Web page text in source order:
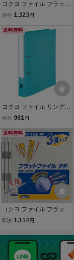
コクヨ ファイル フラット
ファイル S2 B5 長辺とじ
現在 1,323 円
送料無料
コクヨ ファイル リングフ
ァイル NEOS A4 2穴 330
フ-NE440B
現在 991 円
送料無料
コクヨ ファイル フラット
ファイルPP A4 3冊入 グ
即決 1,114円